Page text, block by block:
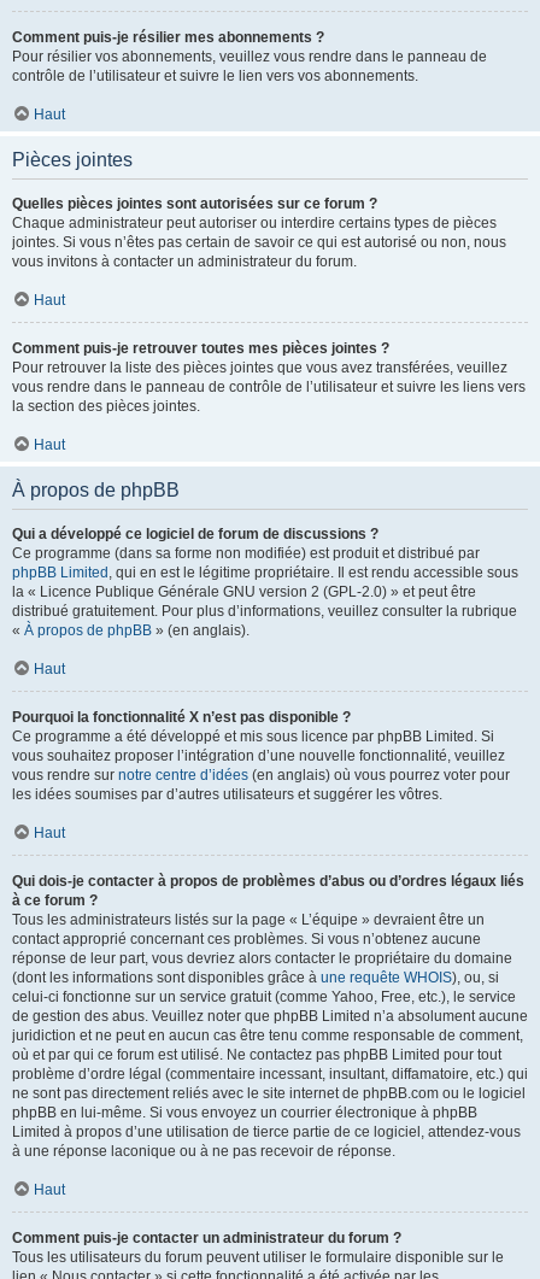
Comment puis-je résilier mes abonnements ?
Pour résilier vos abonnements, veuillez vous rendre dans le panneau de
contrôle de l’utilisateur et suivre le lien vers vos abonnements.
Haut
Pièces jointes
Quelles pièces jointes sont autorisées sur ce forum ?
Chaque administrateur peut autoriser ou interdire certains types de pièces
jointes. Si vous n’êtes pas certain de savoir ce qui est autorisé ou non, nous
vous invitons à contacter un administrateur du forum.
Haut
Comment puis-je retrouver toutes mes pièces jointes ?
Pour retrouver la liste des pièces jointes que vous avez transférées, veuillez
vous rendre dans le panneau de contrôle de l’utilisateur et suivre les liens vers
la section des pièces jointes.
Haut
À propos de phpBB
Qui a développé ce logiciel de forum de discussions ?
Ce programme (dans sa forme non modifiée) est produit et distribué par
phpBB Limited , qui en est le légitime propriétaire. Il est rendu accessible sous
la « Licence Publique Générale GNU version 2 (GPL-2.0) » et peut être
distribué gratuitement. Pour plus d’informations, veuillez consulter la rubrique
« À propos de phpBB » (en anglais).
Haut
Pourquoi la fonctionnalité X n’est pas disponible ?
Ce programme a été développé et mis sous licence par phpBB Limited. Si
vous souhaitez proposer l’intégration d’une nouvelle fonctionnalité, veuillez
vous rendre sur notre centre d’idées (en anglais) où vous pourrez voter pour
les idées soumises par d’autres utilisateurs et suggérer les vôtres.
Haut
Qui dois-je contacter à propos de problèmes d’abus ou d’ordres légaux liés
à ce forum ?
Tous les administrateurs listés sur la page « L’équipe » devraient être un
contact approprié concernant ces problèmes. Si vous n’obtenez aucune
réponse de leur part, vous devriez alors contacter le propriétaire du domaine
(dont les informations sont disponibles grâce à une requête WHOIS), ou, si
celui-ci fonctionne sur un service gratuit (comme Yahoo, Free, etc.), le service
de gestion des abus. Veuillez noter que phpBB Limited n’a absolument aucune
juridiction et ne peut en aucun cas être tenu comme responsable de comment,
où et par qui ce forum est utilisé. Ne contactez pas phpBB Limited pour tout
problème d’ordre légal (commentaire incessant, insultant, diffamatoire, etc.) qui
ne sont pas directement reliés avec le site internet de phpBB.com ou le logiciel
phpBB en lui-même. Si vous envoyez un courrier électronique à phpBB
Limited à propos d’une utilisation de tierce partie de ce logiciel, attendez-vous
à une réponse laconique ou à ne pas recevoir de réponse.
Haut
Comment puis-je contacter un administrateur du forum ?
Tous les utilisateurs du forum peuvent utiliser le formulaire disponible sur le